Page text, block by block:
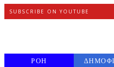
SUBSCRIBE ON YOUTUBE
ΡΟΗ